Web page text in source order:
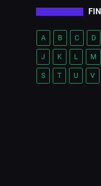
A B C D
J K L M
S T U V